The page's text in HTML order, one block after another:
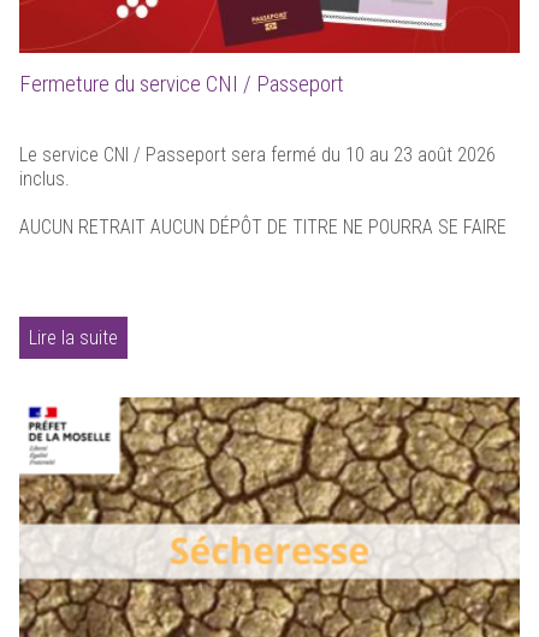
Fermeture du service CNI / Passeport
Le service CNI / Passeport sera fermé du 10 au 23 août 2026
inclus.
AUCUN RETRAIT AUCUN DÉPÔT DE TITRE NE POURRA SE FAIRE
Lire la suite